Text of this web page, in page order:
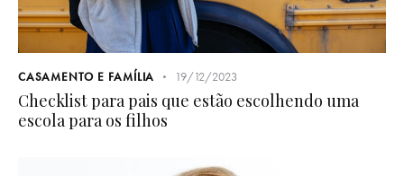
CASAMENTO E FAMÍLIA 19/12/2023
Checklist para pais que estão escolhendo uma
escola para os filhos